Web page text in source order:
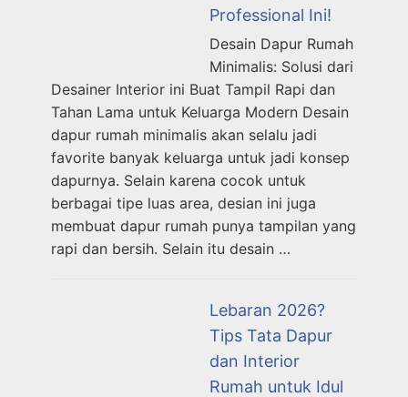
Professional Ini!
Desain Dapur Rumah
Minimalis: Solusi dari
Desainer Interior ini Buat Tampil Rapi dan
Tahan Lama untuk Keluarga Modern Desain
dapur rumah minimalis akan selalu jadi
favorite banyak keluarga untuk jadi konsep
dapurnya. Selain karena cocok untuk
berbagai tipe luas area, desian ini juga
membuat dapur rumah punya tampilan yang
rapi dan bersih. Selain itu desain …
Lebaran 2026?
Tips Tata Dapur
dan Interior
Rumah untuk Idul